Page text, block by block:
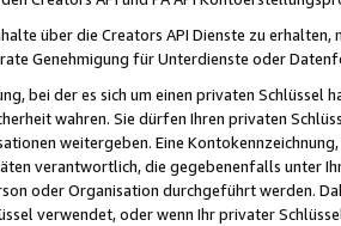
über die Creators API Dienste zu
Genehmigung für Unterdienste oder
bei der es sich um einen privaten
wahren. Sie dürfen Ihren privaten
weitergeben. Eine
verantwortlich, die gegebenenfalls unter
oder Organisation durchgeführt werden.
verwendet, oder wenn Ihr privater